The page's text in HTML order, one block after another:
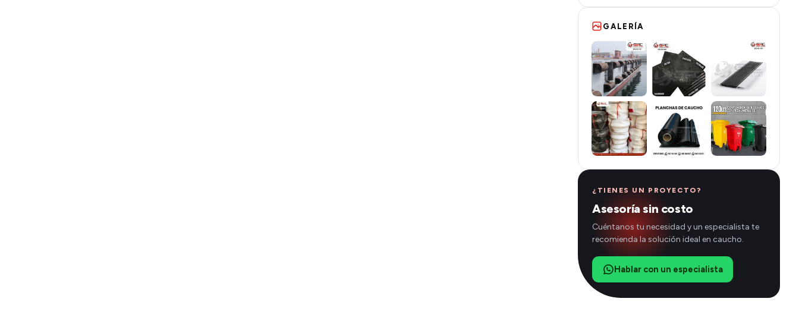
GALERÍA
¿TIENES UN PROYECTO?
Asesoría sin costo
Cuéntanos tu necesidad y un especialista te
recomienda la solución ideal en caucho.
Hablar con un especialista